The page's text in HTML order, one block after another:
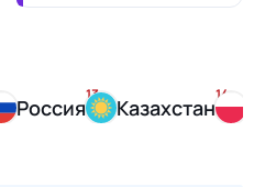
Россия
13
Казахстан
14